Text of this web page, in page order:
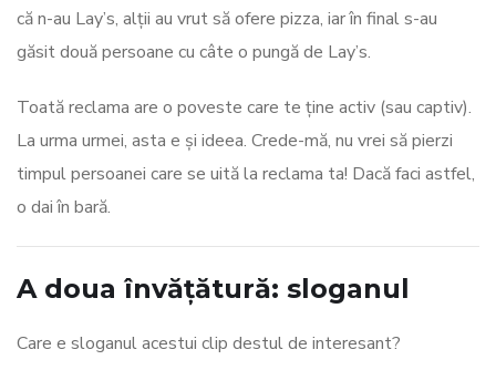
că n-au Lay’s, alții au vrut să ofere pizza, iar în final s-au
găsit două persoane cu câte o pungă de Lay’s.
Toată reclama are o poveste care te ține activ (sau captiv).
La urma urmei, asta e și ideea. Crede-mă, nu vrei să pierzi
timpul persoanei care se uită la reclama ta! Dacă faci astfel,
o dai în bară.
A doua învățătură: sloganul
Care e sloganul acestui clip destul de interesant?